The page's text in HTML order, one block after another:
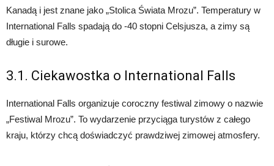
Kanadą i jest znane jako „Stolica Świata Mrozu”. Temperatury w
International Falls spadają do -40 stopni Celsjusza, a zimy są
długie i surowe.
3.1. Ciekawostka o International Falls
International Falls organizuje coroczny festiwal zimowy o nazwie
„Festiwal Mrozu”. To wydarzenie przyciąga turystów z całego
kraju, którzy chcą doświadczyć prawdziwej zimowej atmosfery.